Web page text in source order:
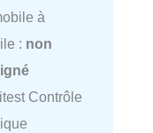
à
: non
Contrôle